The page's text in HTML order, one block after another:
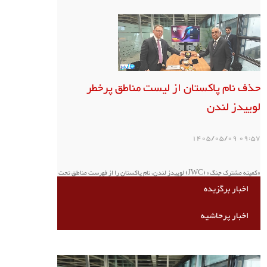
حذف نام پاکستان از لیست مناطق پرخطر
لوییدز لندن
09:57 1405/05/09
«کمیته مشترک جنگ» (JWC) لوییدز لندن، نام پاکستان را از فهرست مناطق تحت
پوشش ریسک جنگ، دزدی دریایی، تروریسم و خطرات مرتبط حذف کرد .
اخبار برگزیده
اخبار پرحاشیه